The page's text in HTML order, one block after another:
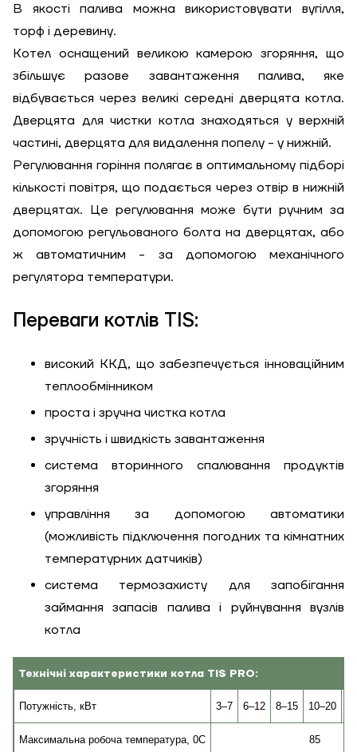
В якості палива можна використовувати вугілля,
торф і деревину.
Котел оснащений великою камерою згоряння, що
збільшує разове завантаження палива, яке
відбувається через великі середні дверцята котла.
Дверцята для чистки котла знаходяться у верхній
частині, дверцята для видалення попелу - у нижній.
Регулювання горіння полягає в оптимальному підборі
кількості повітря, що подається через отвір в нижній
дверцятах. Це регулювання може бути ручним за
допомогою регульованого болта на дверцятах, або
ж автоматичним - за допомогою механічного
регулятора температури.
Переваги котлів TIS:
високий ККД, що забезпечується інноваційним
теплообмінником
проста і зручна чистка котла
зручність і швидкість завантаження
система вторинного спалювання продуктів
згоряння
управління за допомогою автоматики
(можливість підключення погодних та кімнатних
температурних датчиків)
система термозахисту для запобігання
займання запасів палива і руйнування вузлів
котла
Технічні характеристики котла TIS PRO:
Потужність, кВт 3–7 6–12 8–15 10–20
Максимальна робоча температура, 0С 85
Висота, м
Ширина, м
Довжина, м
Ступінь
потужність, кВт
Замовити
Зворотній дзвінок
ЗАМОВИТИ ПОСЛУГУ МОНТАЖУ
Надіслати